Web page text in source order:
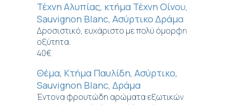
Τέχνη Αλυπίας, κτήμα Τέχνη Οίνου,
Sauvignon Blanc, Ασύρτικο Δράμα
Δροσιστικό, ευχάριστο με πολύ όμορφη
οξύτητα.
40€
Θέμα, Κτήμα Παυλίδη, Ασύρτικο,
Sauvignon Blanc, Δράμα
Έντονα φρουτώδη αρώματα εξωτικών